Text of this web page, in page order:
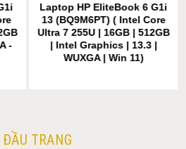
-
Laptop HP EliteBook 6 G1i
13 (BQ9M6PT) ( Intel Core
Ultra 7 255U | 16GB | 512GB
| Intel Graphics | 13.3 |
WUXGA | Win 11)
ĐẦU TRANG